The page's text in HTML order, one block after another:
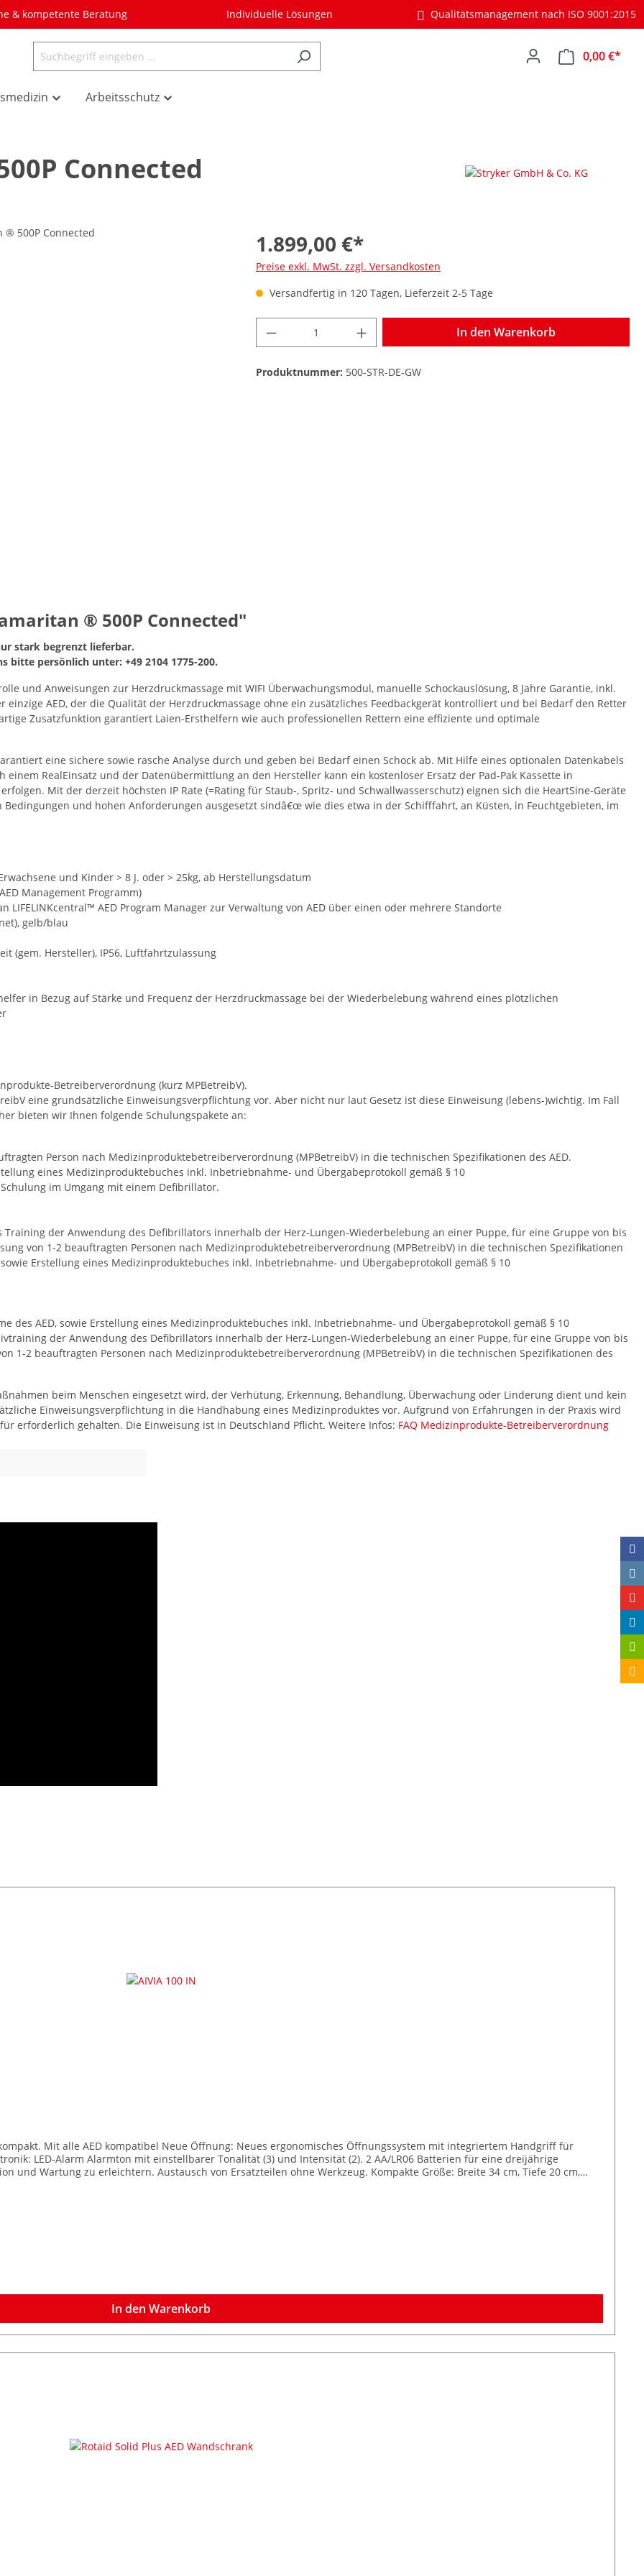
& kompetente Beratung Individuelle Lösungen Qualitätsmanagement nach ISO 9001:2015
0,00 €*
Arbeitsschutz
Connected
1.899,00 €*
Preise exkl. MwSt. zzgl. Versandkosten
Versandfertig in 120 Tagen, Lieferzeit 2-5 Tage
In den Warenkorb
Produktnummer: 500-STR-DE-GW
® 500P Connected"
stark begrenzt lieferbar.
persönlich unter: +49 2104 1775-200.
und Anweisungen zur Herzdruckmassage mit WIFI Überwachungsmodul, manuelle Schockauslösung, 8 Jahre Garantie, inkl.
AED, der die Qualität der Herzdruckmassage ohne ein zusätzliches Feedbackgerät kontrolliert und bei Bedarf den Retter
Zusatzfunktion garantiert Laien-Ersthelfern wie auch professionellen Rettern eine effiziente und optimale
eine sichere sowie rasche Analyse durch und geben bei Bedarf einen Schock ab. Mit Hilfe eines optionalen Datenkabels
RealEinsatz und der Datenübermittlung an den Hersteller kann ein kostenloser Ersatz der Pad-Pak Kassette in
Mit der derzeit höchsten IP Rate (=Rating für Staub-, Spritz- und Schwallwasserschutz) eignen sich die HeartSine-Geräte
und hohen Anforderungen ausgesetzt sindâ€œ wie dies etwa in der Schifffahrt, an Küsten, in Feuchtgebieten, im
und Kinder > 8 J. oder > 25kg, ab Herstellungsdatum
Management Programm)
AED Program Manager zur Verwaltung von AED über einen oder mehrere Standorte
gelb/blau
(gem. Hersteller), IP56, Luftfahrtzulassung
in Bezug auf Stärke und Frequenz der Herzdruckmassage bei der Wiederbelebung während eines plötzlichen
Betreiberverordnung (kurz MPBetreibV).
eine grundsätzliche Einweisungsverpflichtung vor. Aber nicht nur laut Gesetz ist diese Einweisung (lebens-)wichtig. Im Fall
bieten wir Ihnen folgende Schulungspakete an:
Person nach Medizinproduktebetreiberverordnung (MPBetreibV) in die technischen Spezifikationen des AED.
eines Medizinproduktebuches inkl. Inbetriebnahme- und Übergabeprotokoll gemäß § 10
im Umgang mit einem Defibrillator.
der Anwendung des Defibrillators innerhalb der Herz-Lungen-Wiederbelebung an einer Puppe, für eine Gruppe von bis
von 1-2 beauftragten Personen nach Medizinproduktebetreiberverordnung (MPBetreibV) in die technischen Spezifikationen
Erstellung eines Medizinproduktebuches inkl. Inbetriebnahme- und Übergabeprotokoll gemäß § 10
des AED, sowie Erstellung eines Medizinproduktebuches inkl. Inbetriebnahme- und Übergabeprotokoll gemäß § 10
der Anwendung des Defibrillators innerhalb der Herz-Lungen-Wiederbelebung an einer Puppe, für eine Gruppe von bis
1-2 beauftragten Personen nach Medizinproduktebetreiberverordnung (MPBetreibV) in die technischen Spezifikationen des
beim Menschen eingesetzt wird, der Verhütung, Erkennung, Behandlung, Überwachung oder Linderung dient und kein
Einweisungsverpflichtung in die Handhabung eines Medizinproduktes vor. Aufgrund von Erfahrungen in der Praxis wird
erforderlich gehalten. Die Einweisung ist in Deutschland Pflicht. Weitere Infos: FAQ Medizinprodukte-Betreiberverordnung
LED-Alarm Alarmton mit einstellbarer Tonalität (3) und Intensität (2). 2 AA/LR06 Batterien für eine dreijährige
und Wartung zu erleichtern. Austausch von Ersatzteilen ohne Werkzeug. Kompakte Größe: Breite 34 cm, Tiefe 20 cm,
In den Warenkorb